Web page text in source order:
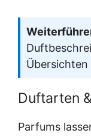
Übersichten
Duftarten
Parfums